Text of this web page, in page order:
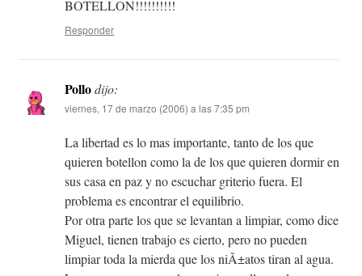
BOTELLON!!!!!!!!!!
Responder
Pollodijo:
viernes, 17 de marzo (2006) a las 7:35 pm
La libertad es lo mas importante, tanto de los que
quieren botellon como la de los que quieren dormir en
sus casa en paz y no escuchar griterio fuera. El
problema es encontrar el equilibrio.
Por otra parte los que se levantan a limpiar, como dice
Miguel, tienen trabajo es cierto, pero no pueden
limpiar toda la mierda que los niÃ±atos tiran al agua.